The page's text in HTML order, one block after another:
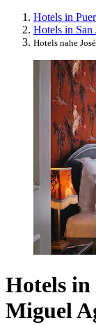
Hotels in
Hotels in San
Hotels nahe
Hotels in
Miguel